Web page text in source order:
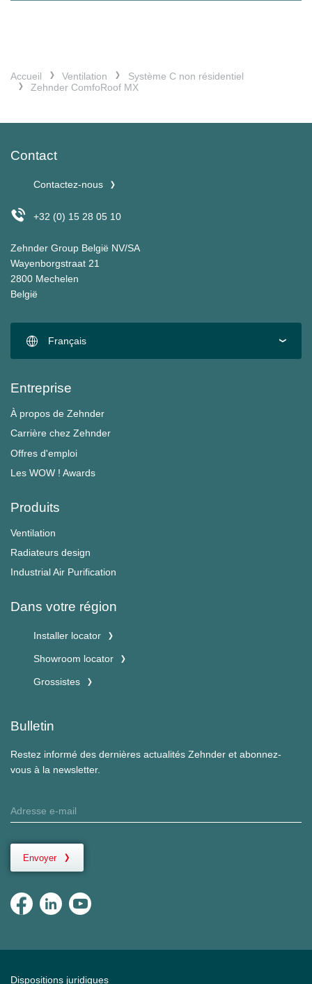
Accueil Ventilation
Système C non résidentiel
Zehnder ComfoRoof MX
Contact
Contactez-nous
+32 (0) 15 28 05 10
Zehnder Group België NV/SA
Wayenborgstraat 21
2800 Mechelen
België
Français
Entreprise
À propos de Zehnder
Carrière chez Zehnder
Offres d'emploi
Les WOW ! Awards
Produits
Ventilation
Radiateurs design
Industrial Air Purification
Dans votre région
Installer locator
Showroom locator
Grossistes
Bulletin
Restez informé des dernières actualités Zehnder et abonnez-
vous à la newsletter.
Envoyer
Dispositions juridiques